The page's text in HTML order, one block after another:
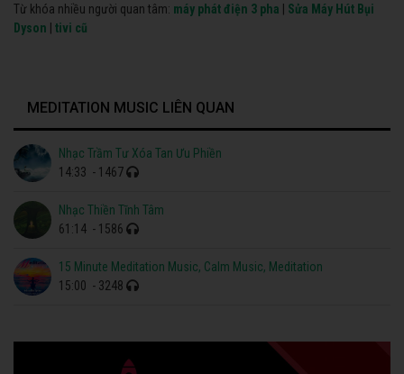
Từ khóa nhiều người quan tâm: máy phát điện 3 pha
Sửa Máy Hút Bụi
Dyson
tivi cũ
MEDITATION MUSIC LIÊN QUAN
Nhạc Trầm Tư Xóa Tan Ưu Phiền
14:33 - 1467
Nhạc Thiền Tĩnh Tâm
61:14 - 1586
15 Minute Meditation Music, Calm Music, Meditation
15:00 - 3248